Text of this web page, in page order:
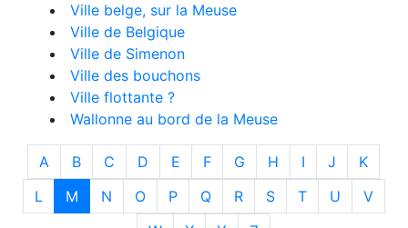
Ville belge, sur la Meuse
Ville de Belgique
Ville de Simenon
Ville des bouchons
Ville flottante ?
Wallonne au bord de la Meuse
A B C D E F G H I J
K
L
M N O P Q R S T U
V